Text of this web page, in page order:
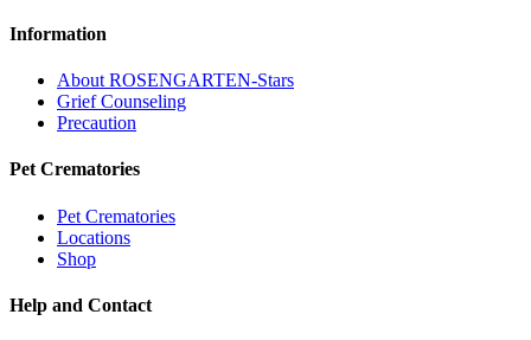
Information
About ROSENGARTEN-Stars
Grief Counseling
Precaution
Pet Crematories
Pet Crematories
Locations
Shop
Help and Contact